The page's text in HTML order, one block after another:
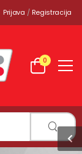
Prijava / Registracija
0